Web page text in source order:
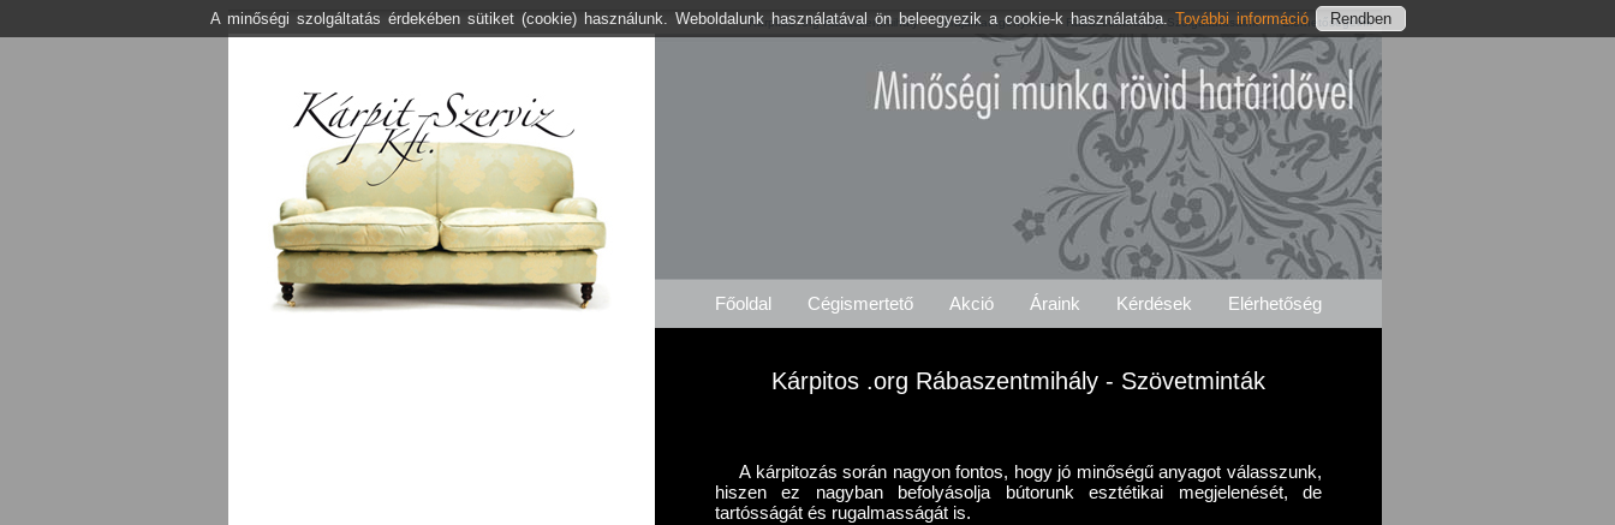
Kárpitos .org Rábaszentmihály Árajánlat Igénylés Rábaszentmihályi Szolgáltatásaink Elérhetőségeink
Főoldal Cégismertető Akció Áraink Kérdések Elérhetőség
Kárpitos .org Rábaszentmihály - Szövetminták
A kárpitozás során nagyon fontos, hogy jó minőségű anyagot válasszunk,
hiszen ez nagyban befolyásolja bútorunk esztétikai megjelenését, de
tartósságát és rugalmasságát is.
A minőségi szolgáltatás érdekében sütiket (cookie) használunk. Weboldalunk használatával ön beleegyezik a cookie-k használatába. További információ